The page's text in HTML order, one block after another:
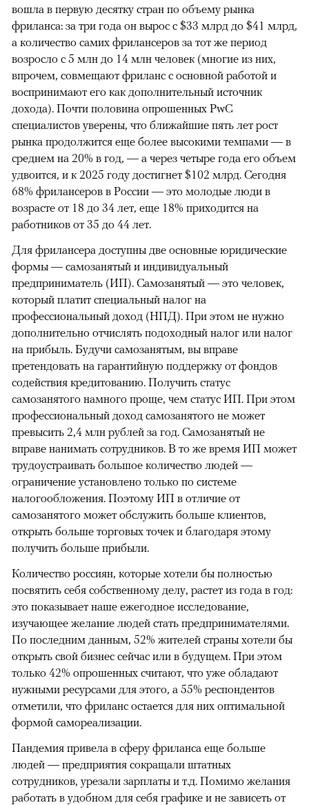
вошла в первую десятку стран по объему рынка
фриланса: за три года он вырос с $33 млрд до $41 млрд,
а количество самих фрилансеров за тот же период
возросло с 5 млн до 14 млн человек (многие из них,
впрочем, совмещают фриланс с основной работой и
воспринимают его как дополнительный источник
дохода). Почти половина опрошенных PwC
специалистов уверены, что ближайшие пять лет рост
рынка продолжится еще более высокими темпами — в
среднем на 20% в год, — а через четыре года его объем
удвоится, и к 2025 году достигнет $102 млрд. Сегодня
68% фрилансеров в России — это молодые люди в
возрасте от 18 до 34 лет, еще 18% приходится на
работников от 35 до 44 лет.
Для фрилансера доступны две основные юридические
формы — самозанятый и индивидуальный
предприниматель (ИП). Самозанятый — это человек,
который платит специальный налог на
профессиональный доход (НПД). При этом не нужно
дополнительно отчислять подоходный налог или налог
на прибыль. Будучи самозанятым, вы вправе
претендовать на гарантийную поддержку от фондов
содействия кредитованию. Получить статус
самозанятого намного проще, чем статус ИП. При этом
профессиональный доход самозанятого не может
превысить 2,4 млн рублей за год. Самозанятый не
вправе нанимать сотрудников. В то же время ИП может
трудоустраивать большое количество людей —
ограничение установлено только по системе
налогообложения. Поэтому ИП в отличие от
самозанятого может обслужить больше клиентов,
открыть больше торговых точек и благодаря этому
получить больше прибыли.
Количество россиян, которые хотели бы полностью
посвятить себя собственному делу, растет из года в год:
это показывает наше ежегодное исследование,
изучающее желание людей стать предпринимателями.
По последним данным, 52% жителей страны хотели бы
открыть свой бизнес сейчас или в будущем. При этом
только 42% опрошенных считают, что уже обладают
нужными ресурсами для этого, а 55% респондентов
отметили, что фриланс остается для них оптимальной
формой самореализации.
Пандемия привела в сферу фриланса еще больше
людей — предприятия сокращали штатных
сотрудников, урезали зарплаты и т.д. Помимо желания
работать в удобном для себя графике и не зависеть от